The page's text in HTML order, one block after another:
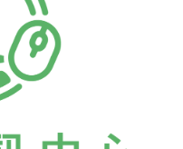
。愈來愈多的零售業者
，消費者可以先付一筆
額付清即可。有超過
方案。包括全球零售業
）也再度針對玩具